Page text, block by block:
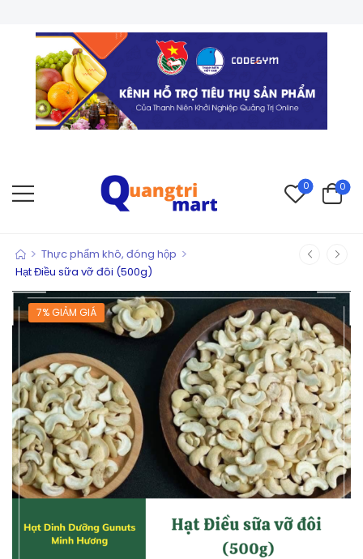
0 0
> Thực phẩm khô, đóng hộp >
Hạt Điều sữa vỡ đôi (500g)
7% GIẢM GIÁ